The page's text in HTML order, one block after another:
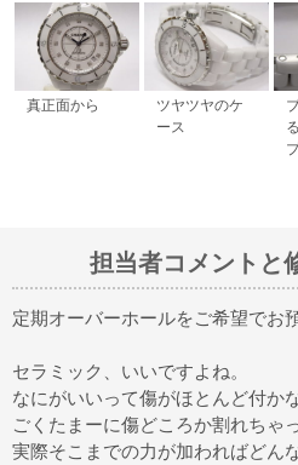
真正面から
ツヤツヤのケ
ース
担当者コメントと
定期オーバーホールをご希望でお
セラミック、いいですよね。
なにがいいって傷がほとんど付かな
ごくたまーに傷どころか割れちゃ
実際そこまでの力が加わればどん